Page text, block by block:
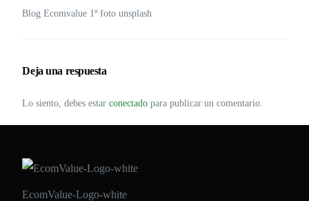
Blog Ecomvalue 1º foto unsplash
Deja una respuesta
Lo siento, debes estarconectado para publicar un comentario.
EcomValue-Logo-white